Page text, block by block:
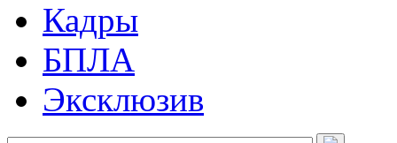
Кадры
БПЛА
Эксклюзив